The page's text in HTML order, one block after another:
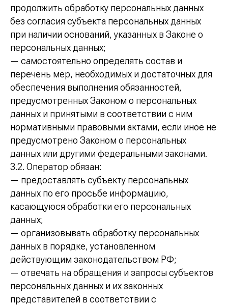
продолжить обработку персональных данных
без согласия субъекта персональных данных
при наличии оснований, указанных в Законе о
персональных данных;
— самостоятельно определять состав и
перечень мер, необходимых и достаточных для
обеспечения выполнения обязанностей,
предусмотренных Законом о персональных
данных и принятыми в соответствии с ним
нормативными правовыми актами, если иное не
предусмотрено Законом о персональных
данных или другими федеральными законами.
3.2. Оператор обязан:
— предоставлять субъекту персональных
данных по его просьбе информацию,
касающуюся обработки его персональных
данных;
— организовывать обработку персональных
данных в порядке, установленном
действующим законодательством РФ;
— отвечать на обращения и запросы субъектов
персональных данных и их законных
представителей в соответствии с